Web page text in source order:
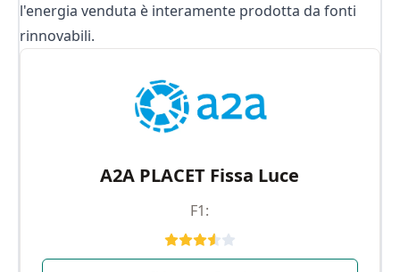
l'energia venduta è interamente prodotta da fonti
rinnovabili.
A2A PLACET Fissa Luce
F1: